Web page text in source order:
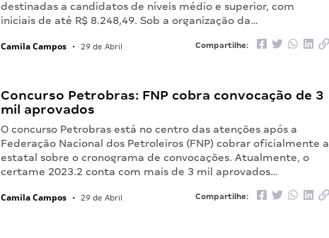
destinadas a candidatos de níveis médio e superior, com
iniciais de até R$ 8.248,49. Sob a organização da…
Camila Campos • 29 de Abril Compartilhe:
Concurso Petrobras: FNP cobra convocação de 3
mil aprovados
O concurso Petrobras está no centro das atenções após a
Federação Nacional dos Petroleiros (FNP) cobrar oficialmente a
estatal sobre o cronograma de convocações. Atualmente, o
certame 2023.2 conta com mais de 3 mil aprovados…
Camila Campos • 29 de Abril Compartilhe: